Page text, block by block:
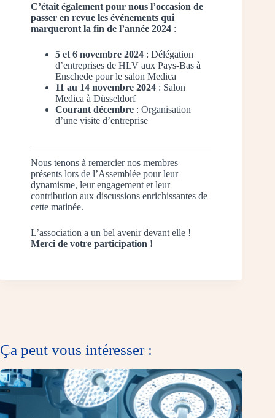
C’était également pour nous l’occasion de
passer en revue les événements qui
marqueront la fin de l’année 2024 :
5 et 6 novembre 2024 : Délégation
d’entreprises de HLV aux Pays-Bas à
Enschede pour le salon Medica
11 au 14 novembre 2024 : Salon
Medica à Düsseldorf
Courant décembre : Organisation
d’une visite d’entreprise
Nous tenons à remercier nos membres
présents lors de l’Assemblée pour leur
dynamisme, leur engagement et leur
contribution aux discussions enrichissantes de
cette matinée.
L’association a un bel avenir devant elle !
Merci de votre participation !
Ça peut vous intéresser :